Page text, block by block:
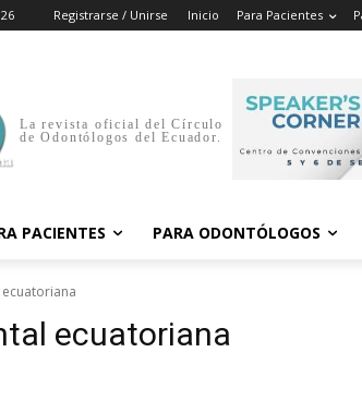
Registrarse / Unirse Inicio Para Pacientes
La revista oficial del Círculo
de Odontólogos del Ecuador.
PACIENTES PARA ODONTÓLOGOS
ecuatoriana